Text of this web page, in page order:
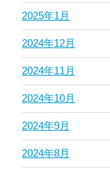
2025年1月
2024年12月
2024年11月
2024年10月
2024年9月
2024年8月